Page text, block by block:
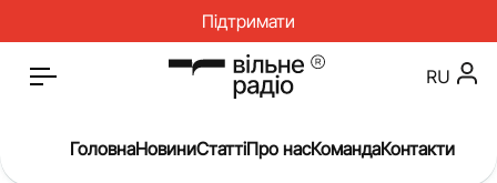
Підтримати
RU
ГоловнаНовиниСтаттіПро насКомандаКонтакти